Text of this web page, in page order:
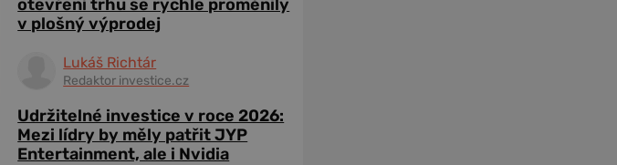
otevření trhu se rychle proměnily
v plošný výprodej
Lukáš Richtár
Redaktor investice.cz
Udržitelné investice v roce 2026:
Mezi lídry by měly patřit JYP
Entertainment, ale i Nvidia